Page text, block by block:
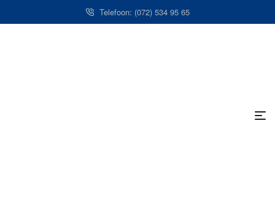
Telefoon: (072) 534 95 65